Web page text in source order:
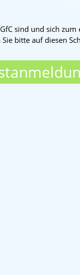
sind und sich
Sie bitte auf diesen